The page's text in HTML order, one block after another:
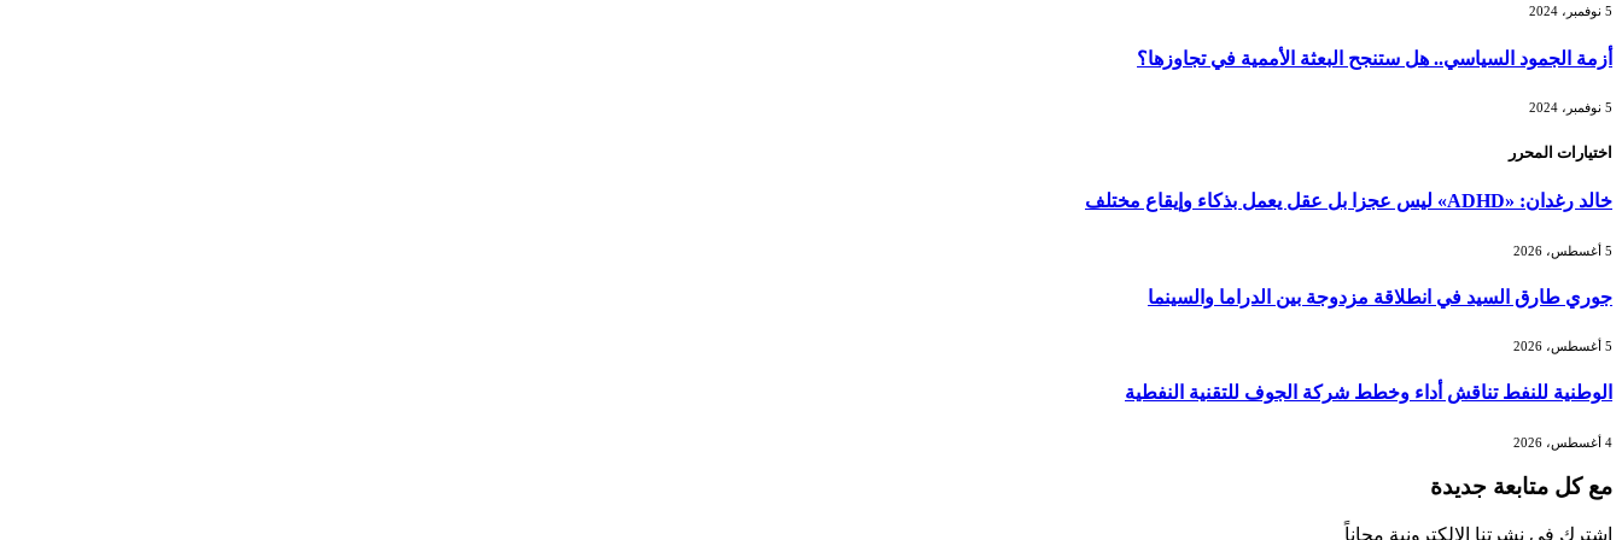
5 نوفمبر، 2024
أزمة الجمود السياسي.. هل ستنجح البعثة الأممية في تجاوزها؟
5 نوفمبر، 2024
اختيارات المحرر
خالد رغدان: «ADHD» ليس عجزا بل عقل يعمل بذكاء وإيقاع مختلف
5 أغسطس، 2026
جوري طارق السيد في انطلاقة مزدوجة بين الدراما والسينما
5 أغسطس، 2026
الوطنية للنفط تناقش أداء وخطط شركة الجوف للتقنية النفطية
4 أغسطس، 2026
مع كل متابعة جديدة
اشترك في نشرتنا الإلكترونية مجاناً